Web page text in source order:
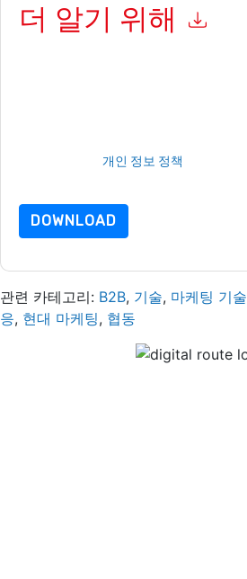
더 알기 위해
개인 정보 정책
DOWNLOAD
관련 카테고리: B2B, 기술, 마케팅 기술
응, 현대 마케팅, 협동